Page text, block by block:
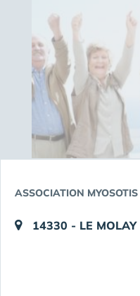
ASSOCIATION
14330 - LE MOLAY